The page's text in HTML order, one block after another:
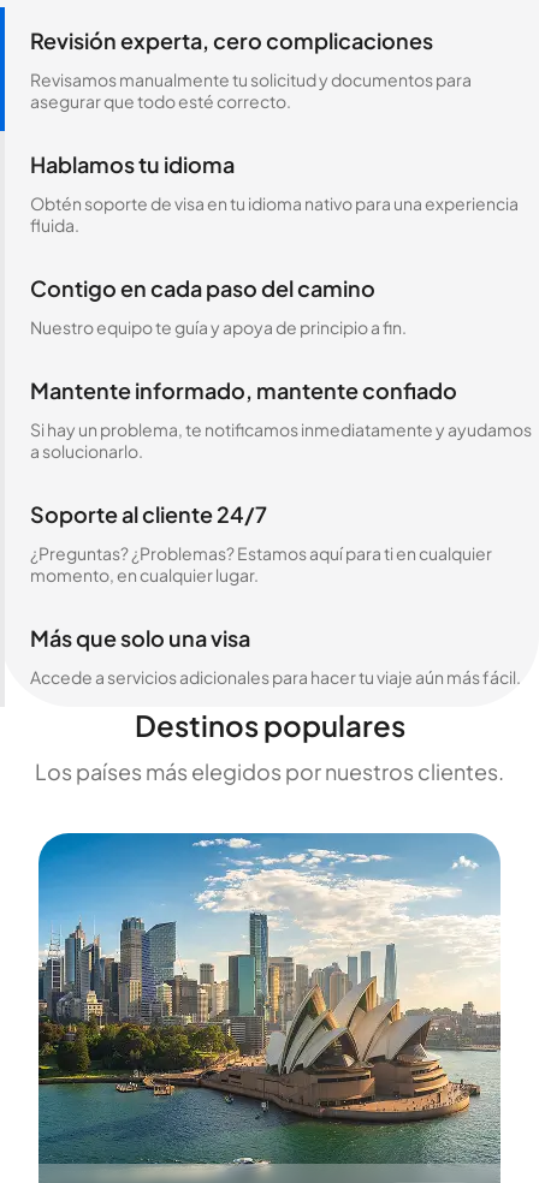
Revisión experta, cero complicaciones
Revisamos manualmente tu solicitud y documentos para
asegurar que todo esté correcto.
Hablamos tu idioma
Obtén soporte de visa en tu idioma nativo para una experiencia
fluida.
Contigo en cada paso del camino
Nuestro equipo te guía y apoya de principio a fin.
Mantente informado, mantente confiado
Si hay un problema, te notificamos inmediatamente y ayudamos
a solucionarlo.
Soporte al cliente 24/7
¿Preguntas? ¿Problemas? Estamos aquí para ti en cualquier
momento, en cualquier lugar.
Más que solo una visa
Accede a servicios adicionales para hacer tu viaje aún más fácil.
Destinos populares
Los países más elegidos por nuestros clientes.